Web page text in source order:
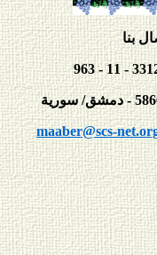
بنا
maaber@scs-